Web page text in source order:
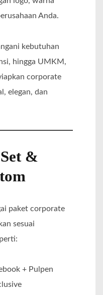
Anda.
kebutuhan
hingga UMKM,
corporate
elegan, dan
&
paket corporate
sesuai
+ Pulpen